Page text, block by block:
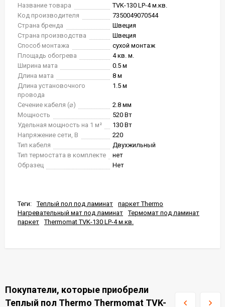
Название товара
TVK-130 LP-4 м.кв.
Код производителя
7350049070544
Страна бренда
Швеция
Страна производства
Швеция
Способ монтажа
сухой монтаж
Площадь обогрева
4 кв. м.
Ширина мата
0.5 м
Длина мата
8 м
Длина установочного
провода
1.5 м
Сечение кабеля (⌀)
2.8 мм
Мощность
520 Вт
Удельная мощность на 1 м²
130 Вт
Напряжение сети, В
220
Тип кабеля
Двухжильный
Тип термостата в комплекте
нет
Образец
Нет
Теги: Теплый пол под ламинат
паркет Thermo
Нагревательный мат под ламинат
Термомат под ламинат
паркет
Thermomat TVK-130 LP-4 м.кв.
Покупатели, которые приобрели
Теплый пол Thermo Thermomat TVK-